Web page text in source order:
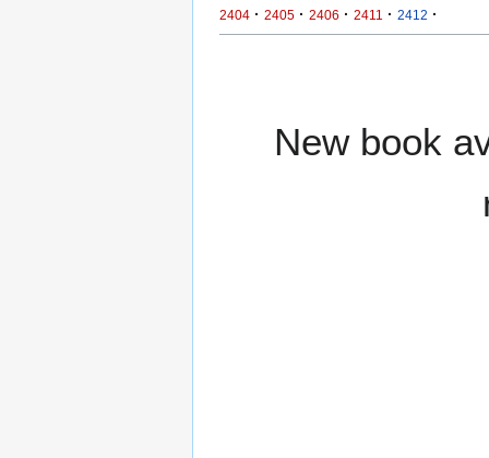
2404 · 2405 · 2406 · 2411 · 2412 ·
New book